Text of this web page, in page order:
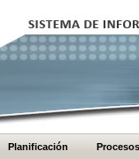
Planificación Procesos